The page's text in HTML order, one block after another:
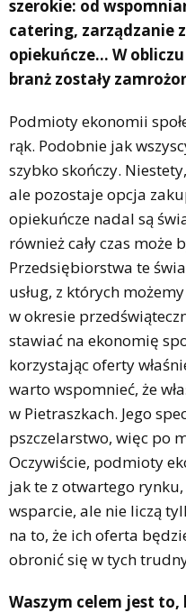
szerokie: od
catering, zarządzanie
opiekuńcze… W
branż zostały
Podmioty ekonomii
rąk. Podobnie jak
szybko skończy.
ale pozostaje opcja
opiekuńcze nadal są
również cały czas może
Przedsiębiorstwa te
usług, z których
w okresie
stawiać na ekonomię
korzystając oferty
warto wspomnieć, że
w Pietraszkach. Jego
pszczelarstwo, więc po
Oczywiście, podmioty
jak te z otwartego
wsparcie, ale nie liczą
na to, że ich oferta
obronić się w tych
Waszym celem jest to,